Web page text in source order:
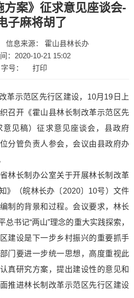
方案》征求意见座谈会-
子麻将胡了
信息来源： 霍山县林长办
：2020-10-21 15:02
字号：
打印
示范区先行区建设，10月19日上
召开《霍山县林长制改革示范区先
见稿）征求意见座谈会，县政府
分管负责人参会，会议由县政府办
长制办公室关于开展林长制改革
》（皖林长办〔2020〕10号）文件
制的背景和过程。会议要求，林长
书记“两山”理念的重大实践探索，
建设是下一步乡村振兴的重要抓手
门要进一步统一思想，高度重视此
真研究方案，提出建设性的意见和
推进林长制改革示范区先行区建设